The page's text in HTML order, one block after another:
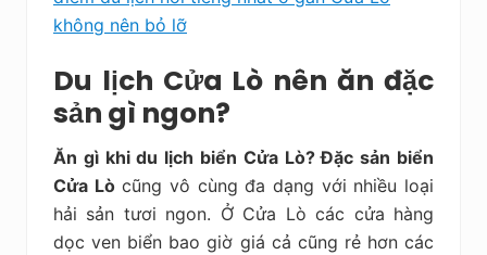
không nên bỏ lỡ
Du lịch Cửa Lò nên ăn đặc
sản gì ngon?
Ăn gì khi du lịch biển Cửa Lò? Đặc sản biển
Cửa Lòcũng vô cùng đa dạng với nhiều loại
hải sản tươi ngon. Ở Cửa Lò các cửa hàng
dọc ven biển bao giờ giá cả cũng rẻ hơn các